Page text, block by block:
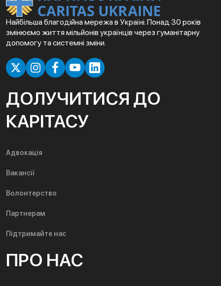
Найбільша благодійна мережа в Україні. Понад 30 років
змінюємо життя мільйонів українців через гуманітарну
допомогу та системні зміни.
ДОЛУЧИТИСЯ ДО
КАРІТАСУ
Адвокація
Вакансії
Волонтерство
Партнерам
Підтримайте нас
ПРО НАС